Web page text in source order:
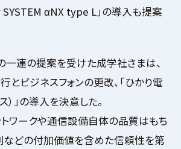
αNX type L」の導入も提案
一連の提案を受けた成学社さまは、
とビジネスフォンの更改、「ひかり電
）」の導入を決意した。
トワークや通信設備自体の品質はもち
などの付加価値を含めた信頼性を第